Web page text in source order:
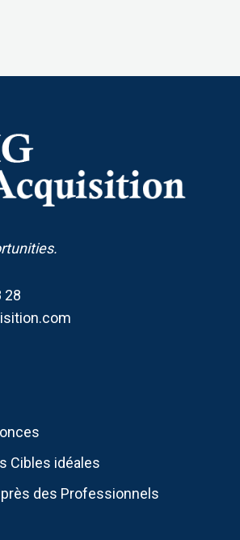
28
Cibles idéales
des Professionnels​